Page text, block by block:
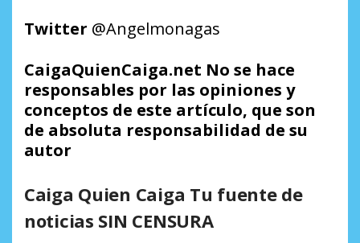
Twitter @Angelmonagas
CaigaQuienCaiga.net No se hace
responsables por las opiniones y
conceptos de este artículo, que son
de absoluta responsabilidad de su
autor
Caiga Quien Caiga Tu fuente de
noticias SIN CENSURA